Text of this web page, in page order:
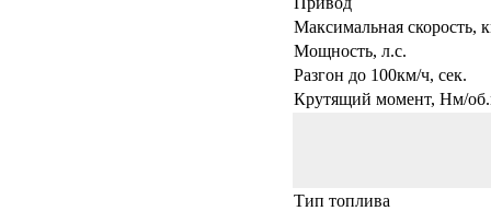
Максимальная скорость,
Мощность, л.с.
Разгон до 100км/ч, сек.
Крутящий момент, Нм/
Тип топлива